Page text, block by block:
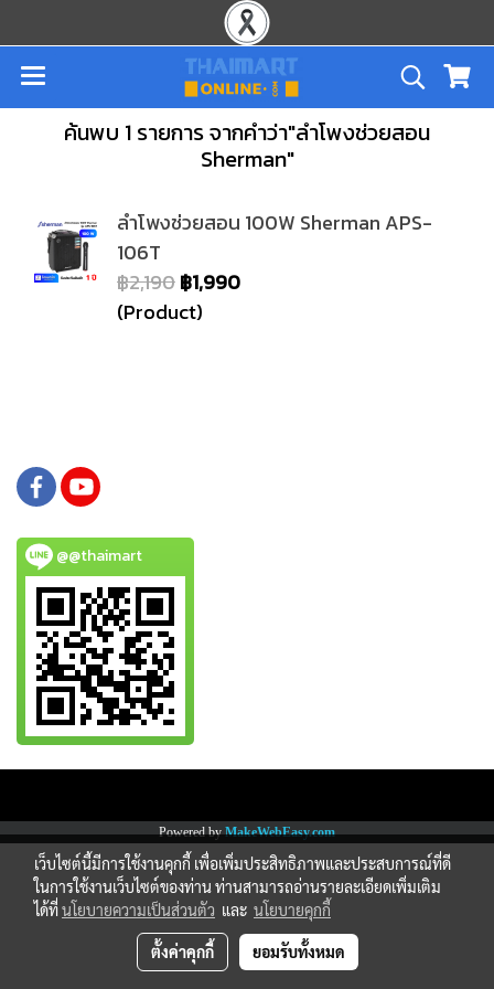
ค้นพบ 1 รายการ จากคำว่า"ลำโพงช่วยสอน
Sherman"
ลำโพงช่วยสอน 100W Sherman APS-
106T
฿2,190฿1,990
(Product)
@@thaimart
Powered byMakeWebEasy.com
เว็บไซต์นี้มีการใช้งานคุกกี้ เพื่อเพิ่มประสิทธิภาพและประสบการณ์ที่ดี
ในการใช้งานเว็บไซต์ของท่าน ท่านสามารถอ่านรายละเอียดเพิ่มเติม
ได้ที่นโยบายความเป็นส่วนตัว และ นโยบายคุกกี้
ตั้งค่าคุกกี้ ยอมรับทั้งหมด